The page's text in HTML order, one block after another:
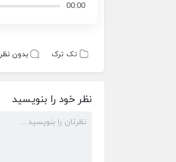
00:00
تک ترک بدون نظر
نظر خود را بنویسید